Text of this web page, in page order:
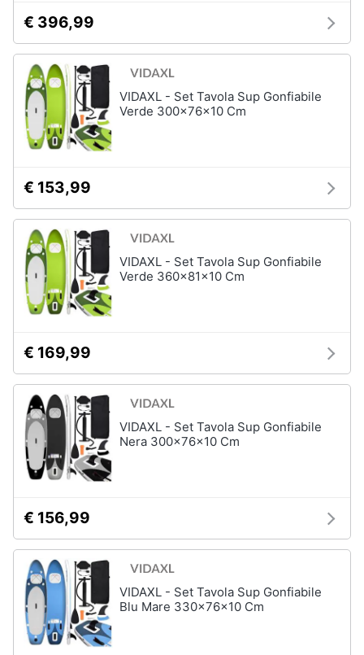
€ 396,99
VIDAXL - Set Tavola Sup Gonfiabile
Verde 300x76x10 Cm
€ 153,99
VIDAXL - Set Tavola Sup Gonfiabile
Verde 360x81x10 Cm
€ 169,99
VIDAXL - Set Tavola Sup Gonfiabile
Nera 300x76x10 Cm
€ 156,99
VIDAXL - Set Tavola Sup Gonfiabile
Blu Mare 330x76x10 Cm